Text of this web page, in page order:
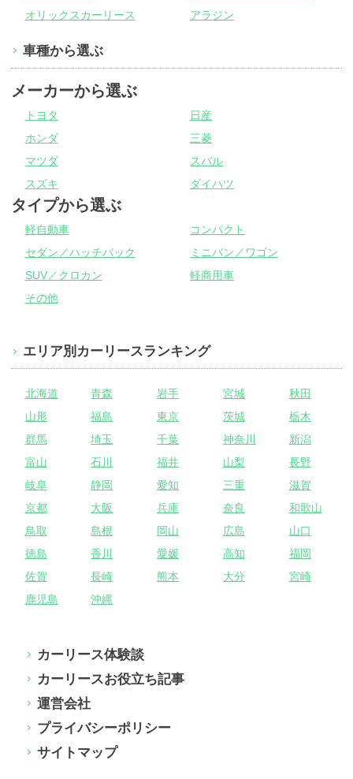
オリックスカーリース アラジン
車種から選ぶ
メーカーから選ぶ
トヨタ
日産
ホンダ
三菱
マツダ
スバル
スズキ
ダイハツ
タイプから選ぶ
軽自動車
コンパクト
セダン／ハッチバック
ミニバン／ワゴン
SUV／クロカン
軽商用車
その他
エリア別カーリースランキング
北海道 青森 岩手 宮城
秋田
山形
福島 東京 茨城
栃木
群馬
埼玉 千葉 神奈川
新潟
富山
石川 福井 山梨
長野
岐阜
静岡 愛知 三重
滋賀
京都
大阪 兵庫 奈良
和歌山
鳥取
島根 岡山 広島
山口
徳島
香川 愛媛 高知
福岡
佐賀
長崎 熊本 大分
宮崎
鹿児島
沖縄
カーリース体験談
カーリースお役立ち記事
運営会社
プライバシーポリシー
サイトマップ